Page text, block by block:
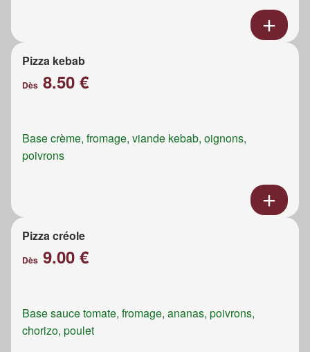
Pizza kebab
Dès 8.50 €
Base crème, fromage, viande kebab, oignons,
poivrons
Pizza créole
Dès 9.00 €
Base sauce tomate, fromage, ananas, poivrons,
chorizo, poulet